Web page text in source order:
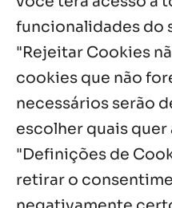
funcionalidades do
"Rejeitar Cookies
cookies que não
necessários serão
escolher quais
"Definições de
retirar o
Es de Chapala
missão em
7 ago, 2026
Notícias por